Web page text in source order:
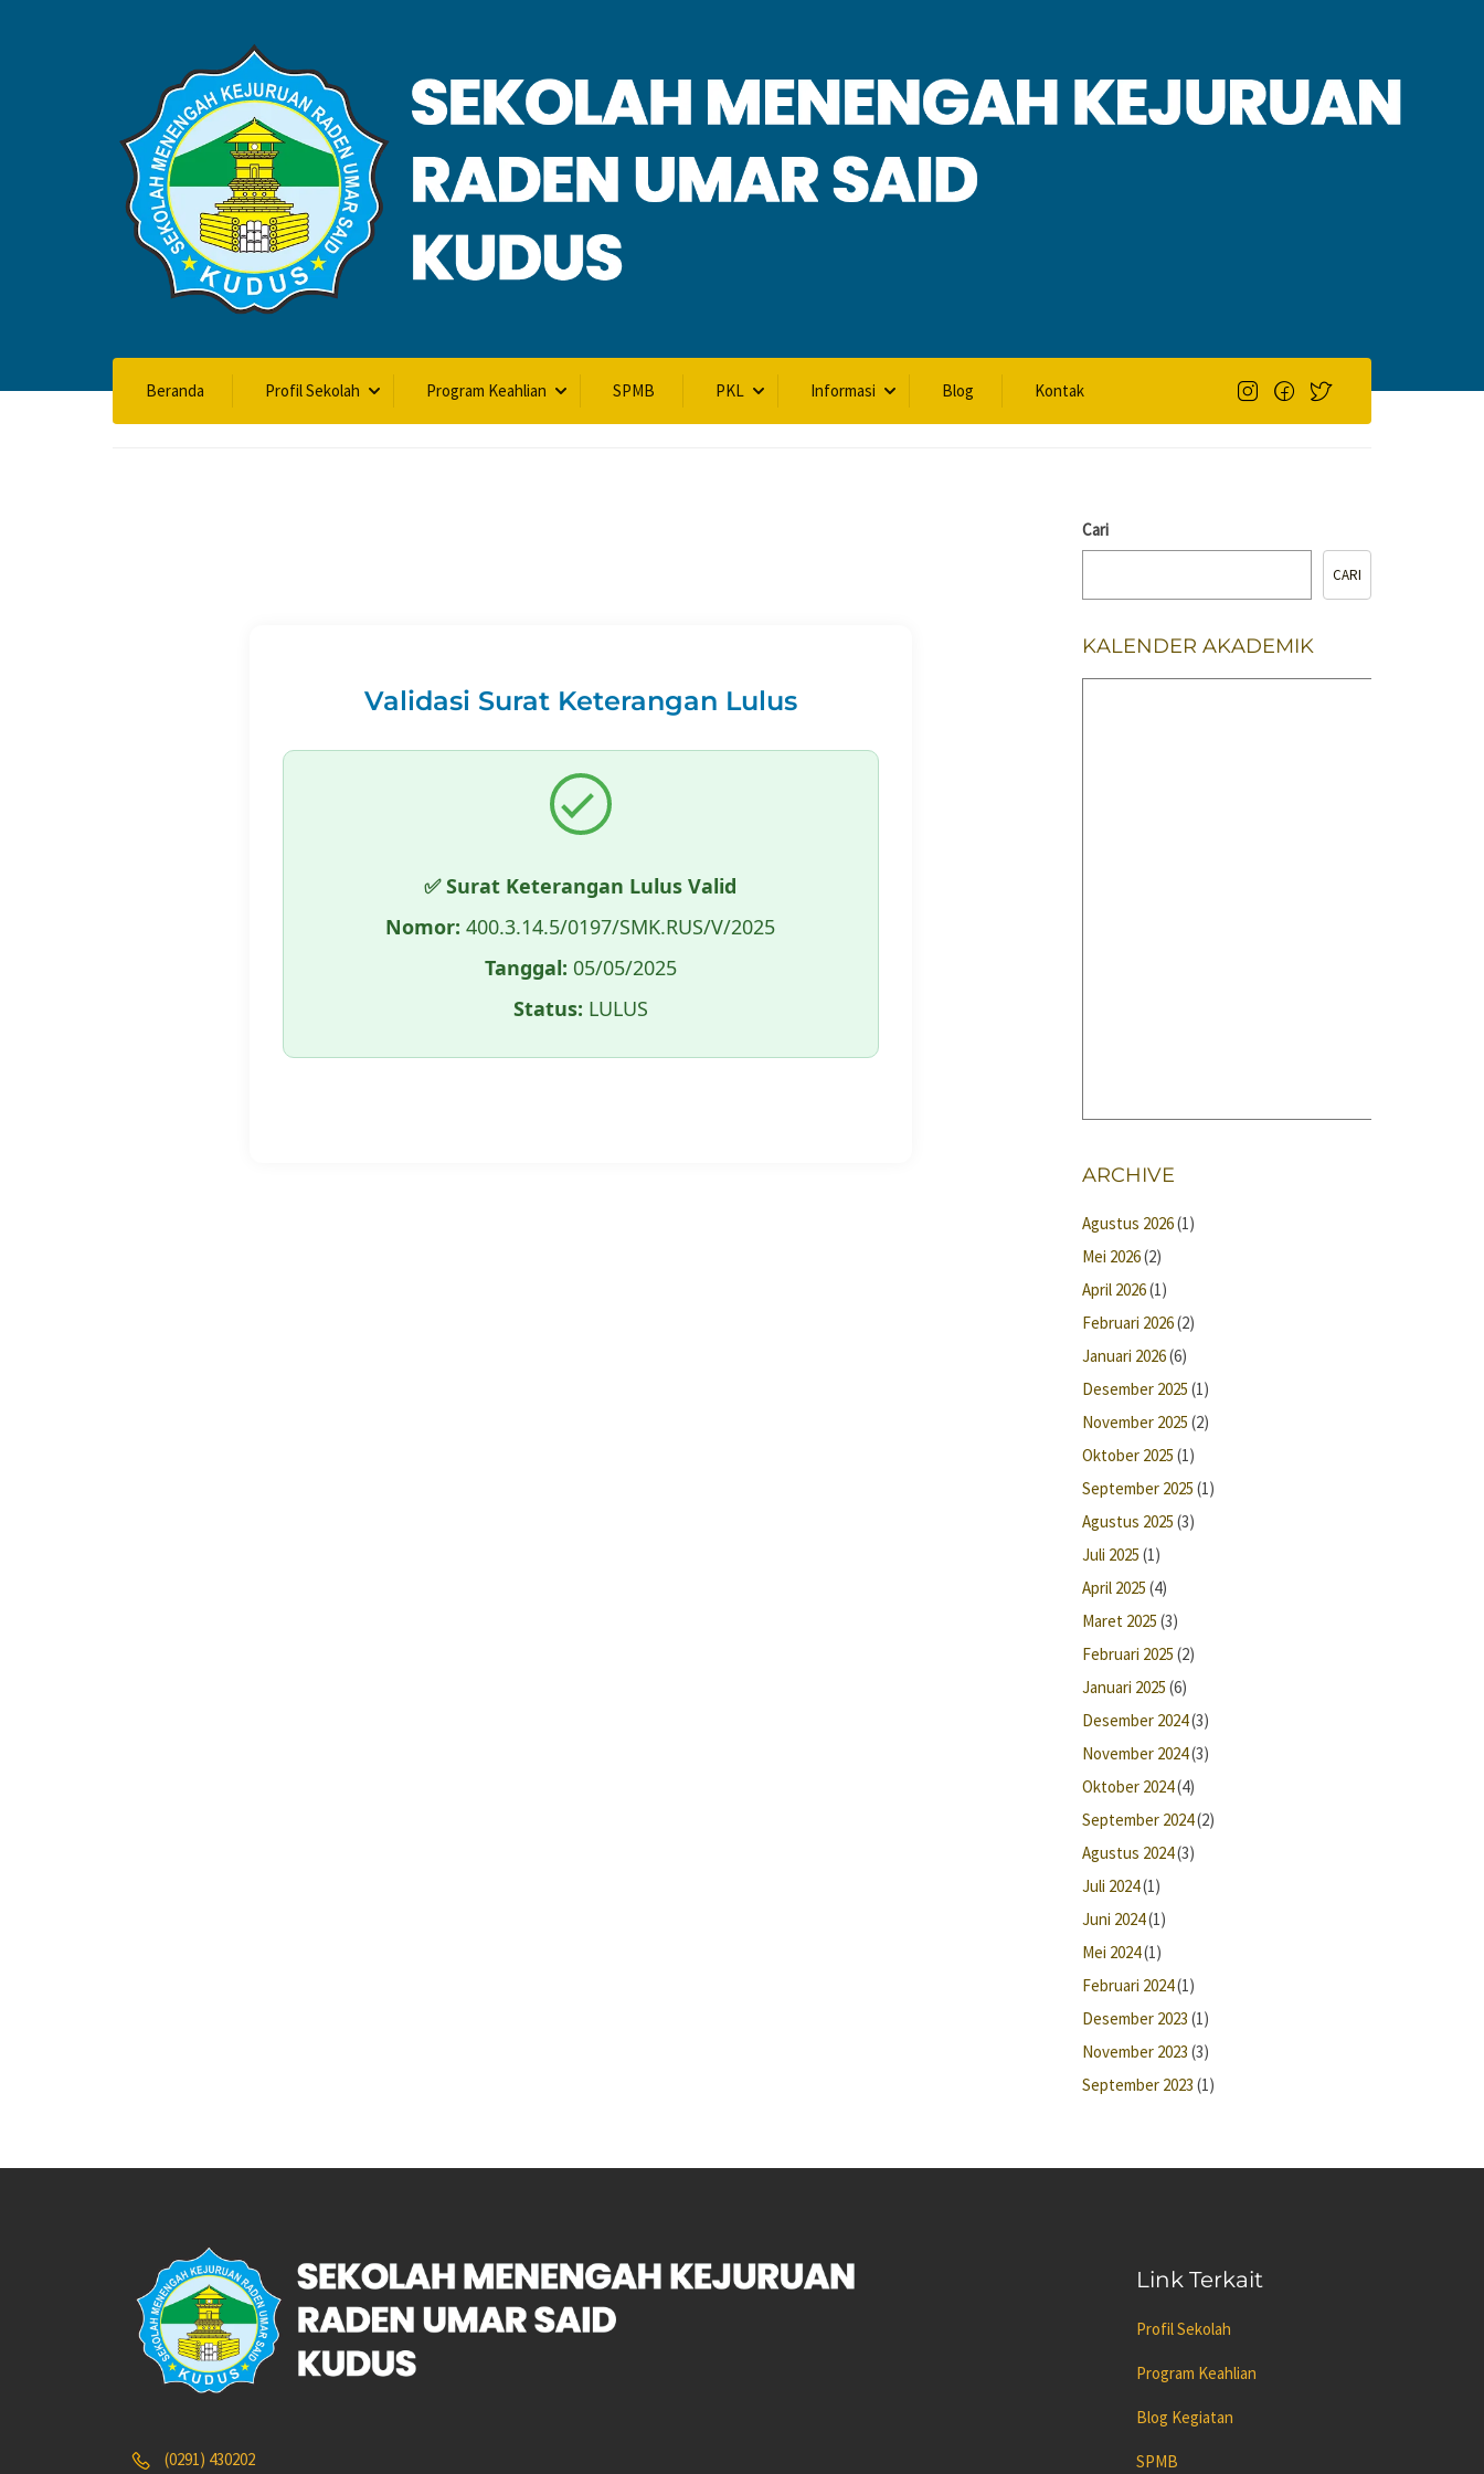
Beranda Profil Sekolah Program Keahlian SPMB PKL Informasi Blog Kontak
VALIDASI SKL
Home
Validasi Surat Keterangan Lulus
✅ Surat Keterangan Lulus Valid
Nomor: 400.3.14.5/0197/SMK.RUS/V/2025
Tanggal: 05/05/2025
Status: LULUS
Cari
CARI
KALENDER AKADEMIK
ARCHIVE
Agustus 2026(1)
Mei 2026(2)
April 2026(1)
Februari 2026(2)
Januari 2026(6)
Desember 2025 (1)
November 2025 (2)
Oktober 2025 (1)
September 2025 (1)
Agustus 2025 (3)
Juli 2025 (1)
April 2025 (4)
Maret 2025 (3)
Februari 2025 (2)
Januari 2025 (6)
Desember 2024(3)
November 2024(3)
Oktober 2024(4)
September 2024(2)
Agustus 2024(3)
Juli 2024(1)
Juni 2024(1)
Mei 2024(1)
Februari 2024(1)
Desember 2023 (1)
November 2023 (3)
September 2023 (1)
(0291) 430202
Link Terkait
Profil Sekolah
Program Keahlian
Blog Kegiatan
SPMB